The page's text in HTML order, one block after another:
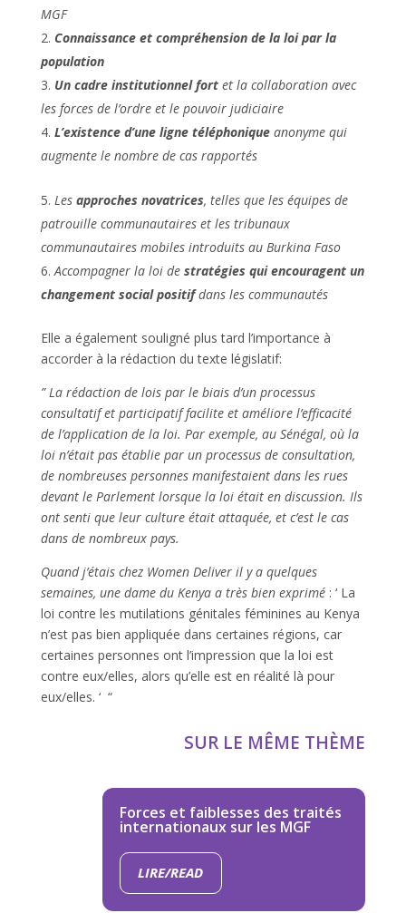
MGF
Connaissance et compréhension de la loi par la
population
Un cadre institutionnel fortet la collaboration avec
les forces de l’ordre et le pouvoir judiciaire
L’existence d’une ligne téléphoniqueanonyme qui
augmente le nombre de cas rapportés
Les approches novatrices, telles que les équipes de
patrouille communautaires et les tribunaux
communautaires mobiles introduits au Burkina Faso
Accompagner la loi de stratégies qui encouragent un
changement social positifdans les communautés
Elle a également souligné plus tard l’importance à
accorder à la rédaction du texte législatif:
” La rédaction de lois par le biais d’un processus
consultatif et participatif facilite et améliore l’efficacité
de l’application de la loi. Par exemple, au Sénégal, où la
loi n’était pas établie par un processus de consultation,
de nombreuses personnes manifestaient dans les rues
devant le Parlement lorsque la loi était en discussion. Ils
ont senti que leur culture était attaquée, et c’est le cas
dans de nombreux pays.
Quand j’étais chez Women Deliver il y a quelques
semaines, une dame du Kenya a très bien exprimé : ‘ La
loi contre les mutilations génitales féminines au Kenya
n’est pas bien appliquée dans certaines régions, car
certaines personnes ont l’impression que la loi est
contre eux/elles, alors qu’elle est en réalité là pour
eux/elles. ‘ “
SUR LE MÊME THÈME
Forces et faiblesses des traités
internationaux sur les MGF
LIRE/READ